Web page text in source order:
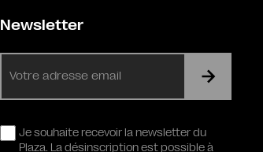
Newsletter
mail
RGPDJe souhaite recevoir la newsletter du
Plaza. La désinscription est possible à